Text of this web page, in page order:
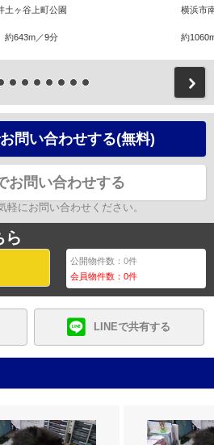
土ヶ谷上町公園
約643m／9分
横浜市
約
問い合わせする(無料)
お問い合わせする
軽にお問い合わせください。
ら
公開物件数：0件
会員物件数：0件
LINEで共有する